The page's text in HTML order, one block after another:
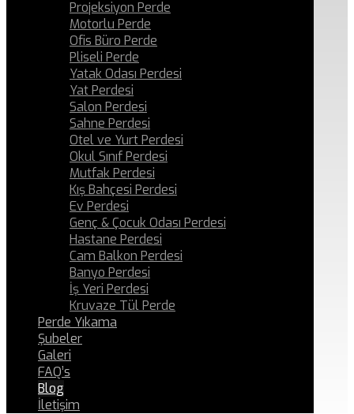
Projeksiyon Perde
Motorlu Perde
Ofis Büro Perde
Pliseli Perde
Yatak Odası Perdesi
Yat Perdesi
Salon Perdesi
Sahne Perdesi
Otel ve Yurt Perdesi
Okul Sınıf Perdesi
Mutfak Perdesi
Kış Bahçesi Perdesi
Ev Perdesi
Genç & Çocuk Odası Perdesi
Hastane Perdesi
Cam Balkon Perdesi
Banyo Perdesi
İş Yeri Perdesi
Kruvaze Tül Perde
Perde Yıkama
Şubeler
Galeri
FAQ’s
Blog
İletişim